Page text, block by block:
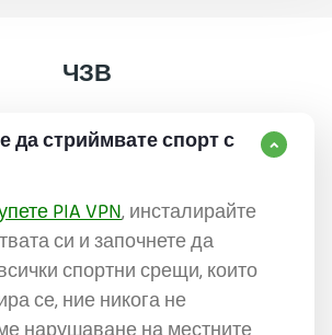
ЧЗВ
да стриймвате спорт с
PIA VPN, инсталирайте
си и започнете да
спортни срещи, които
се, ние никога не